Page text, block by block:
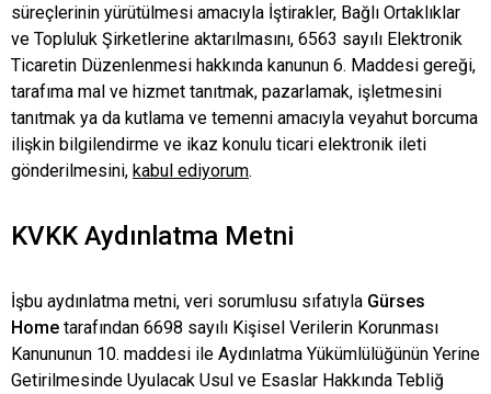
süreçlerinin yürütülmesi amacıyla İştirakler, Bağlı Ortaklıklar
ve Topluluk Şirketlerine aktarılmasını, 6563 sayılı Elektronik
Ticaretin Düzenlenmesi hakkında kanunun 6. Maddesi gereği,
tarafıma mal ve hizmet tanıtmak, pazarlamak, işletmesini
tanıtmak ya da kutlama ve temenni amacıyla veyahut borcuma
ilişkin bilgilendirme ve ikaz konulu ticari elektronik ileti
gönderilmesini, kabul ediyorum.
KVKK Aydınlatma Metni
İşbu aydınlatma metni, veri sorumlusu sıfatıyla Gürses
Home tarafından 6698 sayılı Kişisel Verilerin Korunması
Kanununun 10. maddesi ile Aydınlatma Yükümlülüğünün Yerine
Getirilmesinde Uyulacak Usul ve Esaslar Hakkında Tebliğ